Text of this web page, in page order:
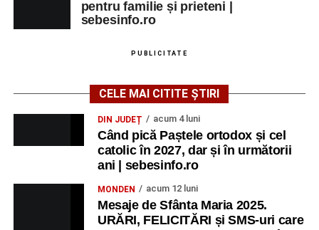
pentru familie și prieteni |
sebesinfo.ro
PUBLICITATE
CELE MAI CITITE ȘTIRI
DIN JUDEȚ acum 4 luni
Când pică Paștele ortodox și cel
catolic în 2027, dar și în următorii
ani | sebesinfo.ro
MONDEN acum 12 luni
Mesaje de Sfânta Maria 2025.
URĂRI, FELICITĂRI și SMS-uri care